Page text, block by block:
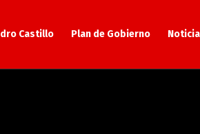
Castillo Plan de Gobierno